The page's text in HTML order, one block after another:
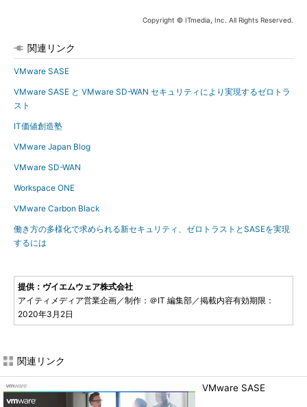
Copyright © ITmedia, Inc. All Rights Reserved.
関連リンク
VMware SASE
VMware SASE と VMware SD-WAN セキュリティにより実現するゼロトラ
スト
IT価値創造塾
VMware Japan Blog
VMware SD-WAN
Workspace ONE
VMware Carbon Black
働き方の多様化で求められる新セキュリティ、ゼロトラストとSASEを実現
するには
提供：ヴイエムウェア株式会社
アイティメディア営業企画／制作：＠IT 編集部／掲載内容有効期限：
2020年3月2日
関連リンク
VMware SASE